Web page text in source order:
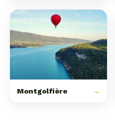
Montgolfière →